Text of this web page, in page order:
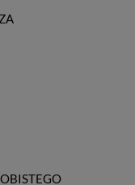
abyśmy
osobowych
zdaniem
prawo do
skargi do
Danych
oraz
danych